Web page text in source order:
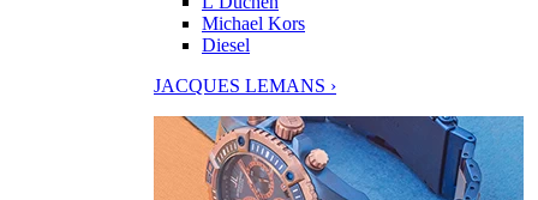
Michael Kors
Diesel
JACQUES LEMANS ›